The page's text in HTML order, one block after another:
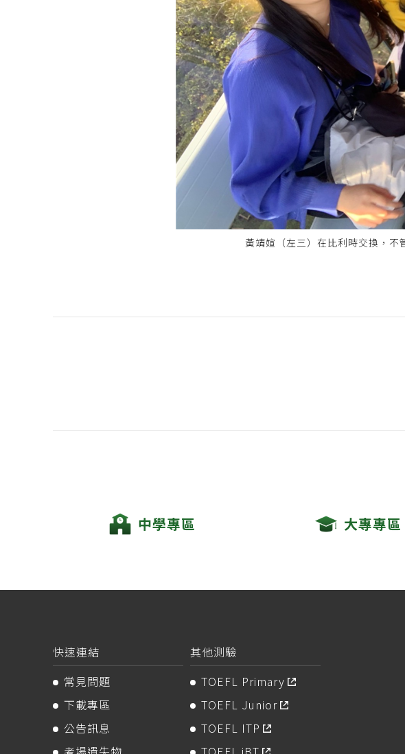
黃靖媗（左三）在比利時交換，不
中學專區 大專專區
快速連結
常見問題
下載專區
公告訊息
其他測驗
TOEFL Primary
TOEFL Junior
TOEFL ITP